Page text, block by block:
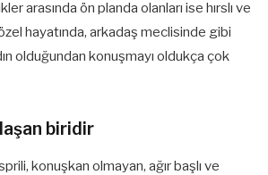
arasında ön planda olanları ise hırslı ve
hayatında, arkadaş meclisinde gibi
olduğundan konuşmayı oldukça çok
biridir
konuşkan olmayan, ağır başlı ve